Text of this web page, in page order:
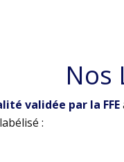
Nos
validée par la FFE
: